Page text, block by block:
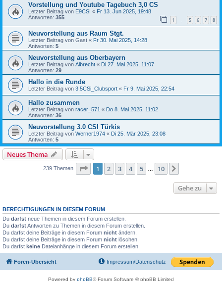
Vorstellung und Youtube Tagebuch 3,0 CS
Letzter Beitrag von E9CSI « Fr 13. Jun 2025, 19:48
Antworten: 355 1 5 6 7 8
Neuvorstellung aus Raum Stgt.
Letzter Beitrag von Gast « Fr 30. Mai 2025, 14:28
Antworten: 5
Neuvorstellung aus Oberbayern
Letzter Beitrag von Albrecht « Di 27. Mai 2025, 11:07
Antworten: 29
Hallo in die Runde
Letzter Beitrag von 3.5CSi_Clubsport « Fr 9. Mai 2025, 22:54
Hallo zusammen
Letzter Beitrag von racer_571 « Do 8. Mai 2025, 11:02
Antworten: 36
Neuvorstellung 3.0 CSI Türkis
Letzter Beitrag von Werner1974 « Di 25. Mär 2025, 23:08
Antworten: 5
Neues Thema
239 Themen Seite 1von 10
1 2 3 4 5 10
Gehe zu
BERECHTIGUNGEN IN DIESEM FORUM
Du darfst neue Themen in diesem Forum erstellen.
Du darfstAntworten zu Themen in diesem Forum erstellen.
Du darfst deine Beiträge in diesem Forum nicht ändern.
Du darfst deine Beiträge in diesem Forum nicht löschen.
Du darfst keine Dateianhänge in diesem Forum erstellen.
Foren-Übersicht Impressum/Datenschutz
Powered by phpBB® Forum Software © phpBB Limited